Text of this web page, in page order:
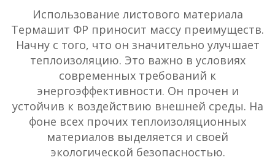
Использование листового материала
Термашит ФР приносит массу преимуществ.
Начну с того, что он значительно улучшает
теплоизоляцию. Это важно в условиях
современных требований к
энергоэффективности. Он прочен и
устойчив к воздействию внешней среды. На
фоне всех прочих теплоизоляционных
материалов выделяется и своей
экологической безопасностью.